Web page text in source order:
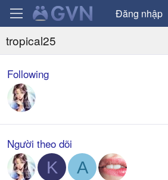
Đăng nhập
tropical25
Following
Người theo dõi
K A